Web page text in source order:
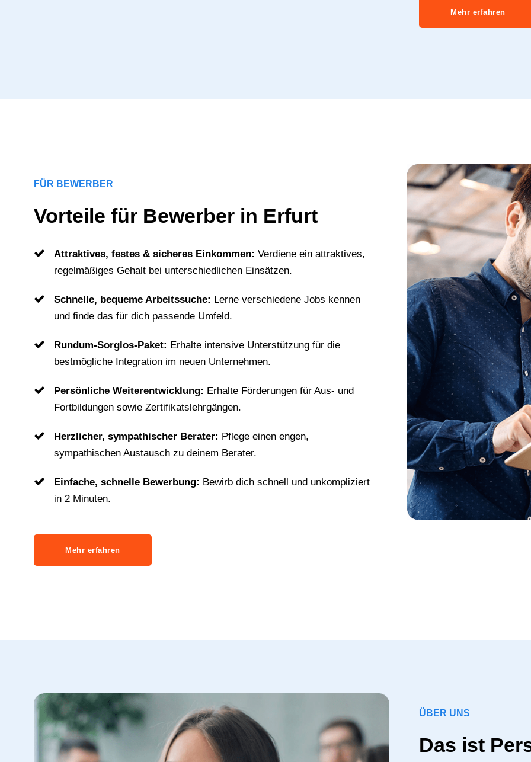
Mehr erfahren
FÜR BEWERBER
Vorteile für Bewerber in Erfurt
Attraktives, festes & sicheres Einkommen: Verdiene ein attraktives,
regelmäßiges Gehalt bei unterschiedlichen Einsätzen.
Schnelle, bequeme Arbeitssuche: Lerne verschiedene Jobs kennen
und finde das für dich passende Umfeld.
Rundum-Sorglos-Paket: Erhalte intensive Unterstützung für die
bestmögliche Integration im neuen Unternehmen.
Persönliche Weiterentwicklung: Erhalte Förderungen für Aus- und
Fortbildungen sowie Zertifikatslehrgängen.
Herzlicher, sympathischer Berater: Pflege einen engen,
sympathischen Austausch zu deinem Berater.
Einfache, schnelle Bewerbung: Bewirb dich schnell und unkompliziert
in 2 Minuten.
Mehr erfahren
ÜBER UNS
Das ist